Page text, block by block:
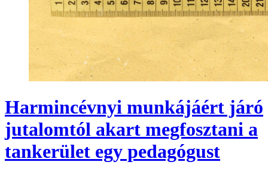
Harmincévnyi munkájáért járó
jutalomtól akart megfosztani a
tankerület egy pedagógust